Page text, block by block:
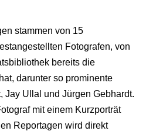
stammen von 15
Fotografen, von
bereits die
darunter so prominente
Jay Ullal und Jürgen Gebhardt.
mit einem Kurzporträt
Reportagen wird direkt